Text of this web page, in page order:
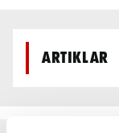
Artiklar